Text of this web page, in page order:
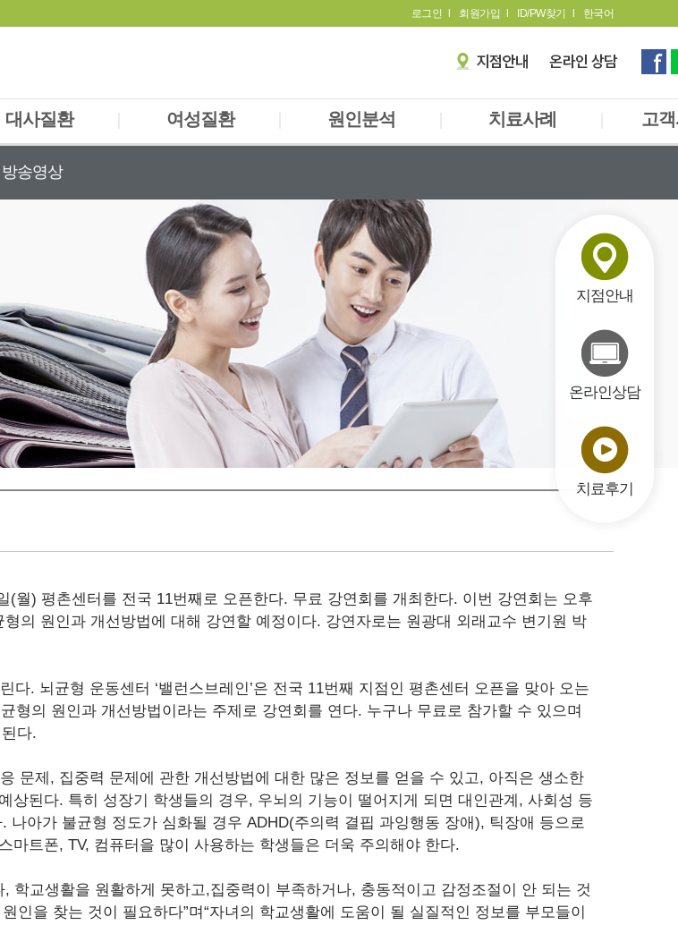
로그인 회원가입 ID/PW찾기 한국어
대사질환
당뇨
비만
여성질환
생리통
피부질환
원인분석
만성 알레르기 검사
소변유기산 검사
치료사례
영상후기
고
카
지점안내
온라인상담
치료후기
방송영상
(월) 평촌센터를 전국 11번째로 오픈한다. 무료 강연회를 개최한다. 이번 강연회는 오후
의 원인과 개선방법에 대해 강연할 예정이다. 강연자로는 원광대 외래교수 변기원 박
. 뇌균형 운동센터 ‘밸런스브레인’은 전국 11번째 지점인 평촌센터 오픈을 맞아 오는
형의 원인과 개선방법이라는 주제로 강연회를 연다. 누구나 무료로 참가할 수 있으며
다.
문제, 집중력 문제에 관한 개선방법에 대한 많은 정보를 얻을 수 있고, 아직은 생소한
된다. 특히 성장기 학생들의 경우, 우뇌의 기능이 떨어지게 되면 대인관계, 사회성 등
아가 불균형 정도가 심화될 경우 ADHD(주의력 결핍 과잉행동 장애), 틱장애 등으로
트폰, TV, 컴퓨터을 많이 사용하는 학생들은 더욱 주의해야 한다.
학교생활을 원활하게 못하고,집중력이 부족하거나, 충동적이고 감정조절이 안 되는 것
인을 찾는 것이 필요하다”며“자녀의 학교생활에 도움이 될 실질적인 정보를 부모들이